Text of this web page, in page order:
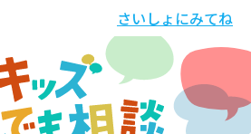
さいしょにみてね